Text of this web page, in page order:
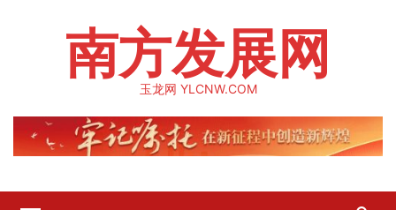
南方发展网
玉龙网 YLCNW.COM